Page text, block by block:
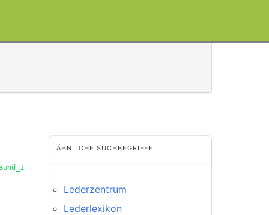
ÄHNLICHE SUCHBEGRIFFE
Lederzentrum
Lederlexikon